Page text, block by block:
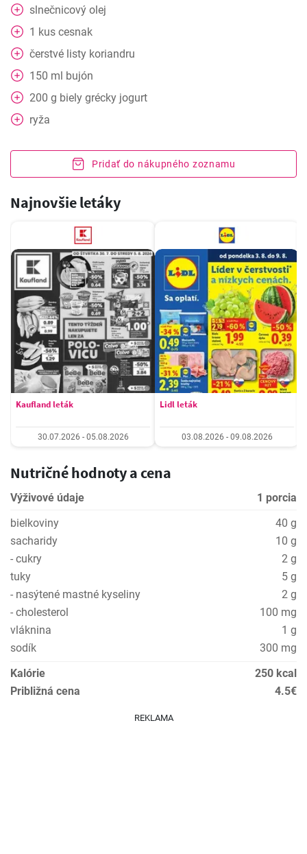
slnečnicový olej
1 kus cesnak
čerstvé listy koriandru
150 ml bujón
200 g biely grécky jogurt
ryža
Pridať do nákupného zoznamu
Najnovšie letáky
Kaufland leták
30.07.2026 - 05.08.2026
Lidl leták
03.08.2026 - 09.08.2026
Nutričné hodnoty a cena
Výživové údaje
1 porcia
bielkoviny
40 g
sacharidy
10 g
- cukry
2 g
tuky
5 g
- nasýtené mastné kyseliny
2 g
- cholesterol
100 mg
vláknina
1 g
sodík
300 mg
Kalórie
250 kcal
Približná cena
4.5€
REKLAMA